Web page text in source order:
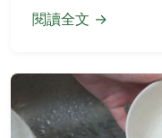
怎樣？』等常見問
識，幫助您避免錯
訊，讓您更深入了
閱讀全文 →